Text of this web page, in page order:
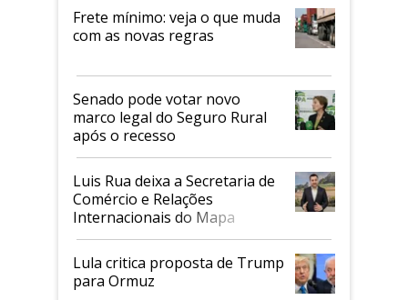
Frete mínimo: veja o que muda
com as novas regras
Senado pode votar novo
marco legal do Seguro Rural
após o recesso
Luis Rua deixa a Secretaria de
Comércio e Relações
Internacionais do Mapa
Lula critica proposta de Trump
para Ormuz